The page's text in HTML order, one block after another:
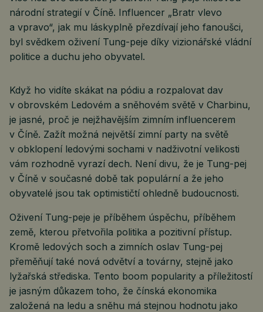
národní strategií v Číně. Influencer „Bratr vlevo
a vpravo“, jak mu láskyplně přezdívají jeho fanoušci,
byl svědkem oživení Tung-peje díky vizionářské vládní
politice a duchu jeho obyvatel.
Když ho vidíte skákat na pódiu a rozpalovat dav
v obrovském Ledovém a sněhovém světě v Charbinu,
je jasné, proč je nejžhavějším zimním influencerem
v Číně. Zažít možná největší zimní party na světě
v obklopení ledovými sochami v nadživotní velikosti
vám rozhodně vyrazí dech. Není divu, že je Tung-pej
v Číně v současné době tak populární a že jeho
obyvatelé jsou tak optimističtí ohledně budoucnosti.
Oživení Tung-peje je příběhem úspěchu, příběhem
země, kterou přetvořila politika a pozitivní přístup.
Kromě ledových soch a zimních oslav Tung-pej
přeměňují také nová odvětví a továrny, stejně jako
lyžařská střediska. Tento boom popularity a příležitostí
je jasným důkazem toho, že čínská ekonomika
založená na ledu a sněhu má stejnou hodnotu jako